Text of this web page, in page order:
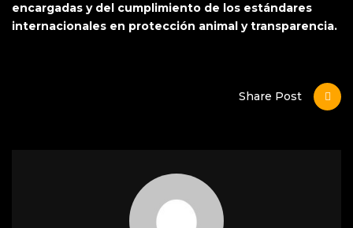
encargadas y del cumplimiento de los estándares
internacionales en protección animal y transparencia.
Share Post